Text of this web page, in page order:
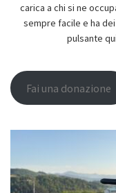
carica a chi si ne
sempre facile e ha
pulsante
Fai una donazione